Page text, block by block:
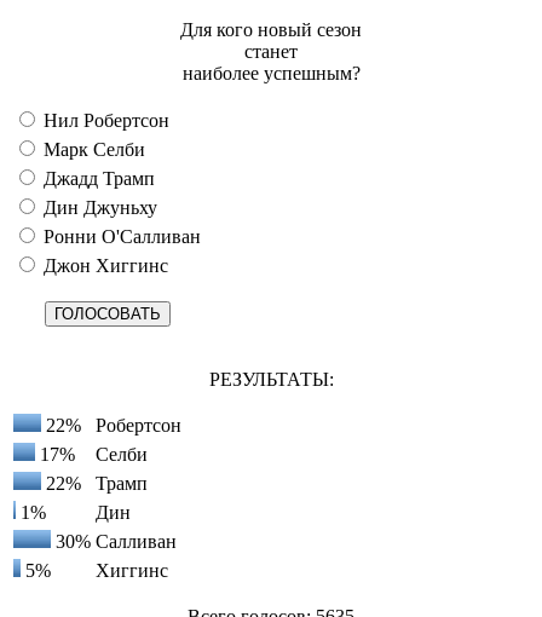
Для кого новый сезон
станет
наиболее успешным?
Нил Робертсон
Марк Селби
Джадд Трамп
Дин Джуньху
Ронни О'Салливан
Джон Хиггинс
РЕЗУЛЬТАТЫ:
22%
Робертсон
17%
Селби
22%
Трамп
1%
Дин
30% Салливан
5%
Хиггинс